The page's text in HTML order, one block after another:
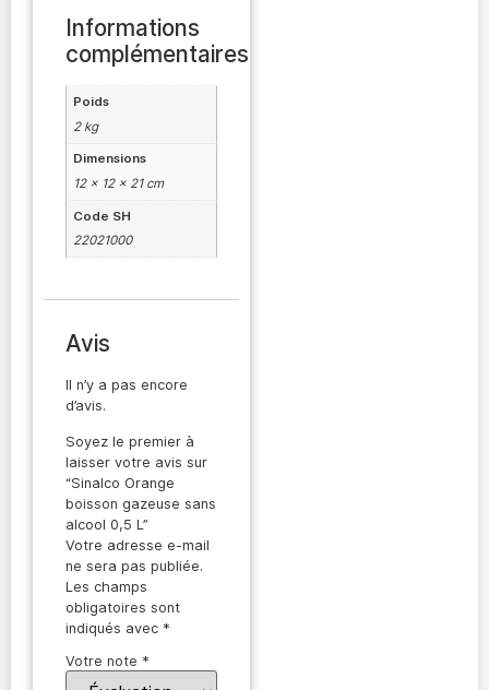
Informations
complémentaires
Poids
2 kg
Dimensions
12 × 12 × 21 cm
Code SH
22021000
Avis
Il n’y a pas encore
d’avis.
Soyez le premier à
laisser votre avis sur
“Sinalco Orange
boisson gazeuse sans
alcool 0,5 L”
Votre adresse e-mail
ne sera pas publiée.
Les champs
obligatoires sont
indiqués avec *
Votre note *